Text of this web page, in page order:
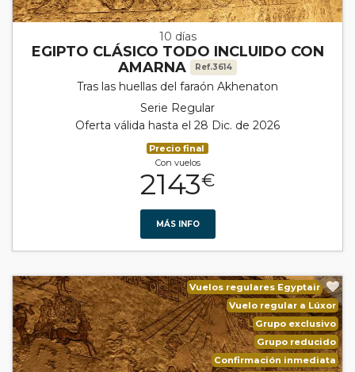
10 días
EGIPTO CLÁSICO TODO INCLUIDO CON
AMARNA
Ref.3614
Tras las huellas del faraón Akhenaton
Serie Regular
Oferta válida hasta el 28 Dic. de 2026
Precio final
Con vuelos
2143€
MÁS INFO
Vuelos regulares Egyptair
Vuelo regular a Lúxor
Grupo exclusivo
Grupo reducido
Confirmación inmediata